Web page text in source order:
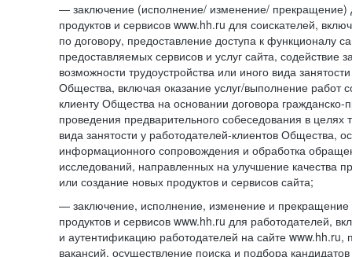
— заключение (исполнение/ изменение/ прекращение)
продуктов и сервисов www.hh.ru для соискателей,
по договору, предоставление доступа к функционалу
предоставляемых сервисов и услуг сайта, содействие
возможности трудоустройства или иного вида
Общества, включая оказание услуг/выполнение работ
клиенту Общества на основании договора гражданско-
проведения предварительного собеседования в целях
вида занятости у работодателей-клиентов Общества,
информационного сопровождения и обработка
исследований, направленных на улучшение качества
или создание новых продуктов и сервисов сайта;
— заключение, исполнение, изменение и прекращение
продуктов и сервисов www.hh.ru для работодателей,
и аутентификацию работодателей на сайте www.hh.ru,
вакансий, осуществление поиска и подбора